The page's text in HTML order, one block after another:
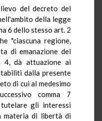
del decreto del
della legge
6 dello stesso art. 2
"ciascuna regione,
di emanazione del
4, dà attuazione ai
dalla presente
di cui al medesimo
comma 7
gli interessi
materia di libertà di